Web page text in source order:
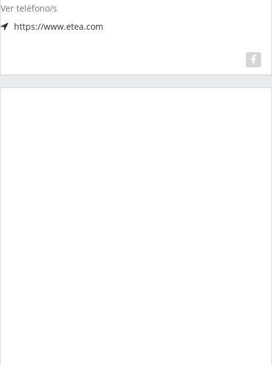
Ver teléfono/s
https://www.etea.com